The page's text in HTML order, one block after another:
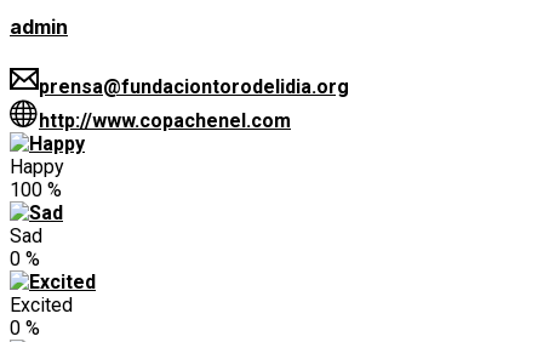
admin
prensa@fundaciontorodelidia.org
http://www.copachenel.com
Happy
100 %
Sad
0 %
Excited
0 %